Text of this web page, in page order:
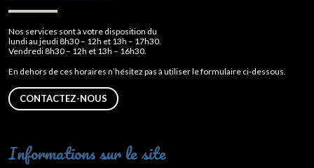
Nos services sont à votre disposition du
lundi au jeudi 8h30 – 12h et 13h – 17h30.
Vendredi 8h30 – 12h et 13h – 16h30.
En dehors de ces horaires n’hésitez pas à utiliser le formulaire ci-dessous.
CONTACTEZ-NOUS
Informations sur le site